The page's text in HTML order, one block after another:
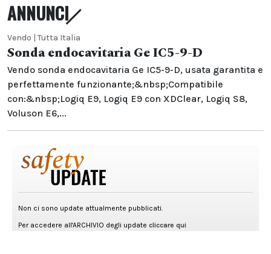
ANNUNCI
Vendo | Tutta Italia
Sonda endocavitaria Ge IC5-9-D
Vendo sonda endocavitaria Ge IC5-9-D, usata garantita e
perfettamente funzionante;&nbsp;Compatibile
con:&nbsp;Logiq E9, Logiq E9 con XDClear, Logiq S8,
Voluson E6,...